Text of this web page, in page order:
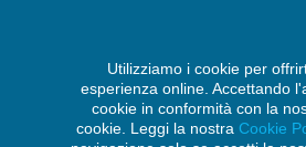
Utilizziamo i cookie per
esperienza online. Accettando
cookie in conformità con la
cookie. Leggi la nostra Cookie
TAG POPOLARI